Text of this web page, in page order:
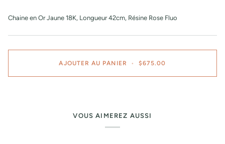
Chaine en Or Jaune 18K, Longueur 42cm, Résine Rose Fluo
AJOUTER AU PANIER • $675.00
VOUS AIMEREZ AUSSI